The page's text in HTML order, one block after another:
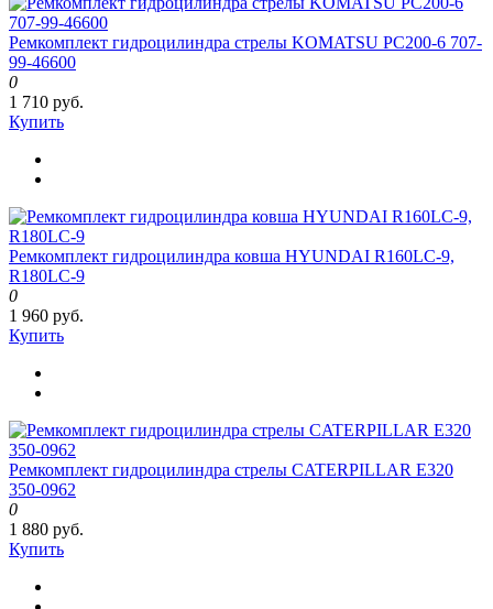
Ремкомплект гидроцилиндра стрелы KOMATSU PC200-6 707-
99-46600
0
1 710 руб.
Купить
Ремкомплект гидроцилиндра ковша HYUNDAI R160LC-9,
R180LC-9
0
1 960 руб.
Купить
Ремкомплект гидроцилиндра стрелы CATERPILLAR E320
350-0962
0
1 880 руб.
Купить